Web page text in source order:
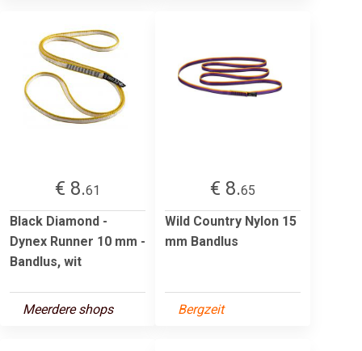
€ 8.61
Black Diamond -
Dynex Runner 10 mm -
Bandlus, wit
Meerdere shops
€ 8.65
Wild Country Nylon 15
mm Bandlus
Bergzeit